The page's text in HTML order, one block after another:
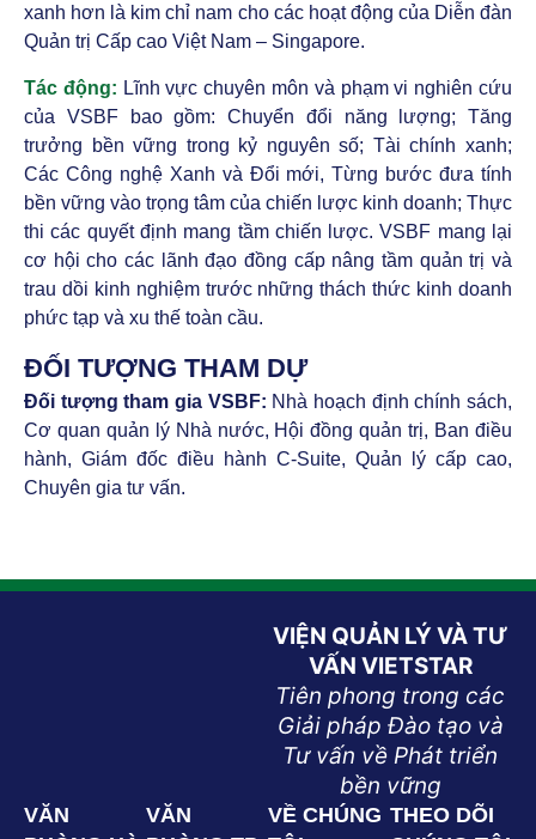
xanh hơn là kim chỉ nam cho các hoạt động của Diễn đàn
Quản trị Cấp cao Việt Nam – Singapore.
Tác động: Lĩnh vực chuyên môn và phạm vi nghiên cứu
của VSBF bao gồm: Chuyển đổi năng lượng; Tăng
trưởng bền vững trong kỷ nguyên số; Tài chính xanh;
Các Công nghệ Xanh và Đổi mới, Từng bước đưa tính
bền vững vào trọng tâm của chiến lược kinh doanh; Thực
thi các quyết định mang tầm chiến lược. VSBF mang lại
cơ hội cho các lãnh đạo đồng cấp nâng tầm quản trị và
trau dồi kinh nghiệm trước những thách thức kinh doanh
phức tạp và xu thế toàn cầu.
ĐỐI TƯỢNG THAM DỰ
Đối tượng tham gia VSBF: Nhà hoạch định chính sách,
Cơ quan quản lý Nhà nước, Hội đồng quản trị, Ban điều
hành, Giám đốc điều hành C-Suite, Quản lý cấp cao,
Chuyên gia tư vấn.
VIỆN QUẢN LÝ VÀ TƯ
VẤN VIETSTAR
Tiên phong trong các
Giải pháp Đào tạo và
Tư vấn về Phát triển
bền vững
VĂN
VĂN
VỀ CHÚNG THEO DÕI